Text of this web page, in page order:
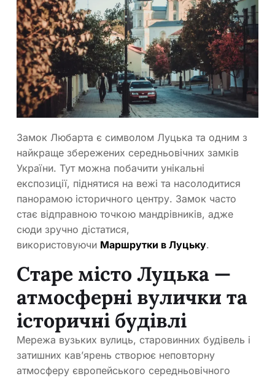
Замок Любарта є символом Луцька та одним з
найкраще збережених середньовічних замків
України. Тут можна побачити унікальні
експозиції, піднятися на вежі та насолодитися
панорамою історичного центру. Замок часто
стає відправною точкою мандрівників, адже
сюди зручно дістатися,
використовуючи Маршрутки в Луцьку.
Старе місто Луцька —
атмосферні вулички та
історичні будівлі
Мережа вузьких вулиць, старовинних будівель і
затишних кав’ярень створює неповторну
атмосферу європейського середньовічного